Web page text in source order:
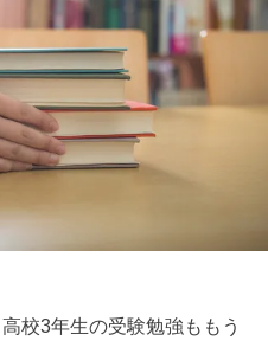
校3年生の受験勉強ももう